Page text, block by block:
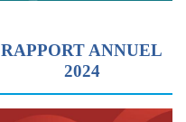
RAPPORT ANNUEL
2024